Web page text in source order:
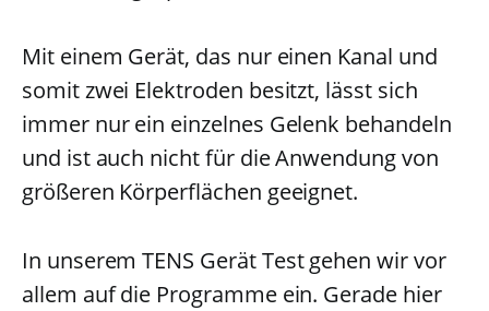
Mit einem Gerät, das nur einen Kanal und
somit zwei Elektroden besitzt, lässt sich
immer nur ein einzelnes Gelenk behandeln
und ist auch nicht für die Anwendung von
größeren Körperflächen geeignet.
In unserem TENS Gerät Test gehen wir vor
allem auf die Programme ein. Gerade hier